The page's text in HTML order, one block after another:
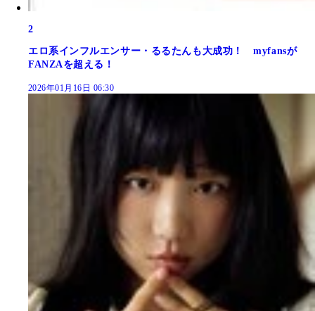
2
エロ系インフルエンサー・るるたんも大成功！ myfansが
FANZAを超える！
2026年01月16日 06:30